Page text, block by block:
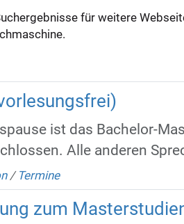
für weitere
ist das Bachelor-
Alle anderen
/ Termine
zum